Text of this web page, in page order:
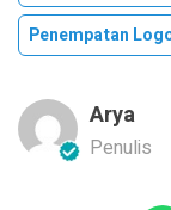
Penempatan
Arya
Penulis